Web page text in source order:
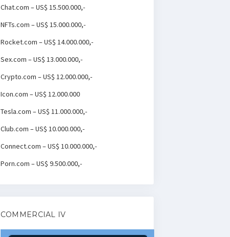
Chat.com – US$ 15.500.000,-
NFTs.com – US$ 15.000.000,-
Rocket.com – US$ 14.000.000,-
Sex.com – US$ 13.000.000,-
Crypto.com – US$ 12.000.000,-
Icon.com – US$ 12.000.000
Tesla.com – US$ 11.000.000,-
Club.com – US$ 10.000.000,-
Connect.com – US$ 10.000.000,-
Porn.com – US$ 9.500.000,-
COMMERCIAL IV